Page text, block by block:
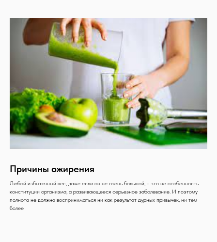
Причины ожирения
Любой избыточный вес, даже если он не очень большой, - это не особенность
конституции организма, а развивающееся серьезное заболевание. И поэтому
полнота не должна восприниматься ни как результат дурных привычек, ни тем
более